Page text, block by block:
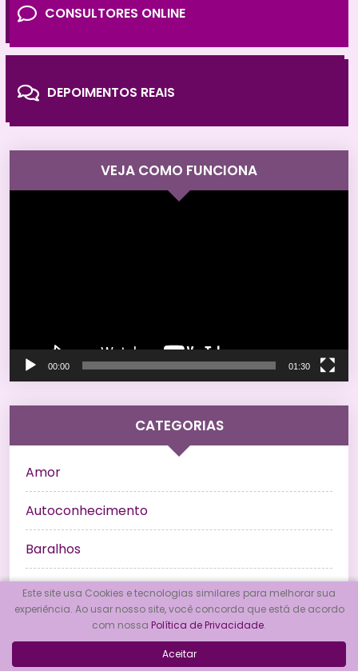
CONSULTORES ONLINE
DEPOIMENTOS REAIS
VEJA COMO FUNCIONA
00:00 01:30
CATEGORIAS
Amor
Autoconhecimento
Baralhos
Bem Estar
Consulta de Tarô Online
Este site usa Cookies e tecnologias similares para melhorar sua
experiência. Ao usar nosso site, você concorda que está de acordo
com nossa Política de Privacidade.
Aceitar